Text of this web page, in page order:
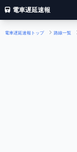
電車遅延速報
電車遅延速報トップ 路線一覧